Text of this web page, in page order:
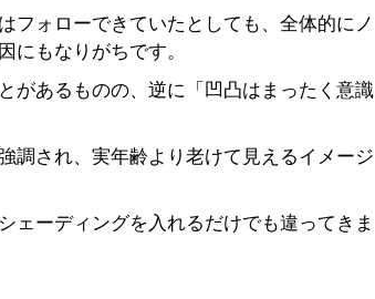
フォローできていたとしても、全体的にノ
にもなりがちです。
があるものの、逆に「凹凸はまったく意識
調され、実年齢より老けて見えるイメージ
ェーディングを入れるだけでも違ってきま